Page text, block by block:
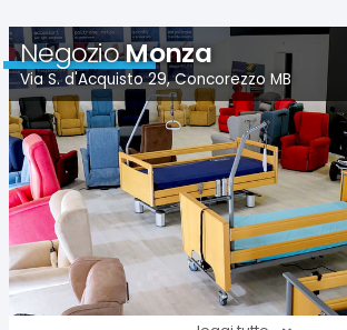
NegozioMonza
Via S. d'Acquisto 29, Concorezzo MB